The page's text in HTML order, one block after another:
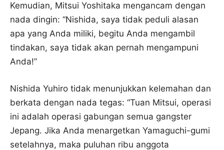
Kemudian, Mitsui Yoshitaka mengancam dengan
nada dingin: “Nishida, saya tidak peduli alasan
apa yang Anda miliki, begitu Anda mengambil
tindakan, saya tidak akan pernah mengampuni
Anda!”
Nishida Yuhiro tidak menunjukkan kelemahan dan
berkata dengan nada tegas: “Tuan Mitsui, operasi
ini adalah operasi gabungan semua gangster
Jepang. Jika Anda menargetkan Yamaguchi-gumi
setelahnya, maka puluhan ribu anggota